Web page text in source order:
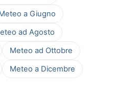
a Giugno
ad Agosto
Meteo ad Ottobre
Meteo a Dicembre